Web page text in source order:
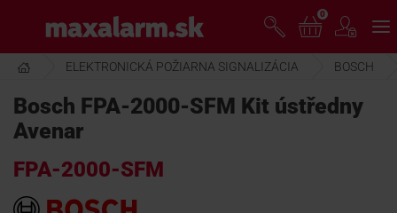
hlavnému
obsahu
www.maxalarm.sk
AKCIA MESIACA
PRODUKTY
0
ELEKTRONICKÁ POŽIARNA SIGNALIZÁCIA BOSCH
Bosch FPA-2000-SFM Kit ústředny
Avenar
FPA-2000-SFM